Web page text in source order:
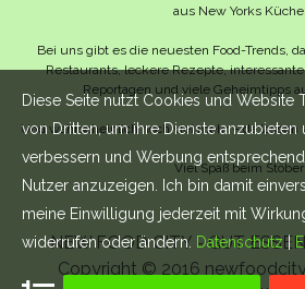
aus New Yorks
Bei uns gibt es die neuesten Food-Trends,
Restaurants, leckere Rezepte,
Reportagen und viele Geheimtipps
Und wahrscheinlich noch viel mehr – da lassen
Viel Spaß beim
NEW FOOD CITY - GUT
Copyright © 2016
Diese Seite nutzt Cookies und Website
von Dritten, um ihre Dienste anzubieten
verbessern und Werbung
Nutzer anzuzeigen. Ich bin damit
meine Einwilligung jederzeit mit
widerrufen oder ändern. Datenschutz|